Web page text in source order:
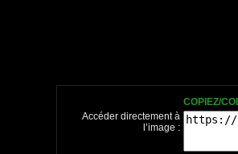
COPIEZ/
Accéder directement à
l’image :